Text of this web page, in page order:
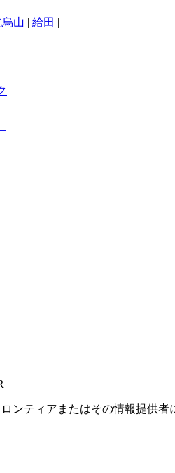
山 | 給田 |
ンティアまたはその情報提供者